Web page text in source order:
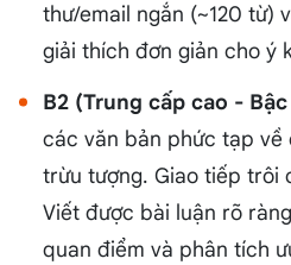
thư/email ngắn (~120 từ)
giải thích đơn giản cho ý
B2 (Trung cấp cao -
các văn bản phức tạp về
trừu tượng. Giao tiếp trôi
Viết được bài luận rõ
quan điểm và phân tích